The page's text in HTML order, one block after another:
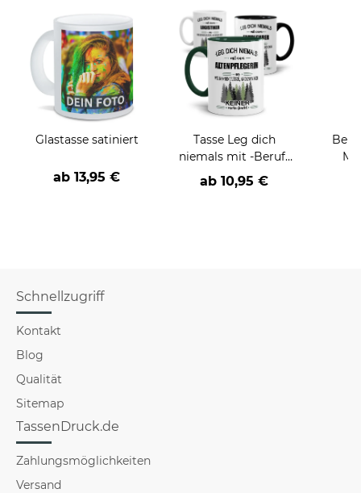
Glastasse satiniert
ab 13,95 €
Tasse Leg dich
niemals mit -Beruf-
an
ab 10,95 €
Schnellzugriff
Kontakt
Blog
Qualität
Sitemap
TassenDruck.de
Zahlungsmöglichkeiten
Versand